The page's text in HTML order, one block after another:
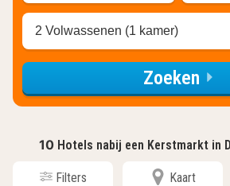
2 Volwassenen (1 kamer)
Zoeken
10 Hotels nabij een Kerstmarkt in
Filters Kaart